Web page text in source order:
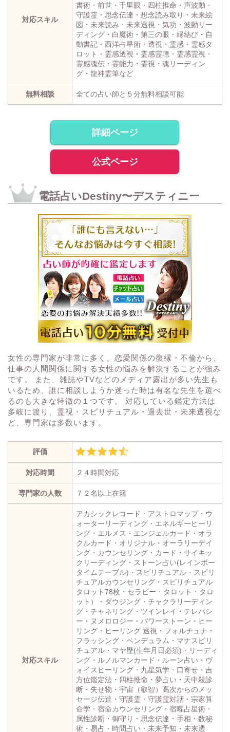
対応スキル
書術・前世・千里眼・四柱推命・声波動・
守護霊・思念伝達・想念読み取り・未来絵
図・未来読み・未来透視・気功・波動リー
ディング・白魔術・第三の眼・縁結び・自
動書記・西洋占星術・透視・霊感・霊感タ
ロット・霊感透視・霊感霊聴・霊感霊視・
霊感魂伝・霊能力・霊視・魂リーディン
グ・龍神霊筆など
無料相談 全ての占い師と５分無料相談可能
詳細ページ
公式ページ
電話占いDestiny〜デスティニー
女性の専門家が非常に多く、恋愛関係の復縁・不倫から、
仕事の人間関係に関する女性の悩みを解決することが強み
です。 また、雑誌やTVなどのメディア露出が多い先生も
いるため、誰に相談しようか迷った時は有名な先生を選べ
るのも大きな特徴の１つです。 対応している鑑定方法は
多岐に渡り、霊視・スピリチュアル・過去世・未来透視な
ど、専門家は多数います。
評価
対応時間 ２４時間対応
専門家の人数 ７２名以上在籍
対応スキル
アカシックレコード・アストロマップ・ウ
ォーターリーディング・エネルギーヒーリ
ング・エルメス・エンジェルカード・オラ
クルカード・オリジナル・オーラリーデイ
ング・カウンセリング・カード・サイキッ
クリーディング・ストーン占い(レインボー
タイムテーブル)・スピリチュアル・スピリ
チュアルカウンセリング・スピリチュアル
タロット78枚・セラピー・タロット・タロ
ット）・ダウジング・チャクラリーディン
グ・チャネリング・ツインレイ・テレパシ
ー・ヌメロロジー・パワーストーン・ヒー
リング・ヒーリング 透視・フォルチュナ・
フラッシング・ペンデュラム・マナスピリ
チュアル・マヤ歴(生年月日必須)・リーディ
ング・ルノルマンカード・ルーン占い・ヴ
ォイスヒーリング・九星気学・口寄せ・吉
方位鑑定法・四柱推命・夢占い・天中殺診
断・失せ物・宇宙（叡智）高次からのメッ
セージ伝達・守護霊・守護霊対話・宗家算
命学・宿命カウンセリング・宿曜占星術・
属性診断・御守り・思念伝達・手相・数秘
術・易占・時間占い・未来予知・未来透